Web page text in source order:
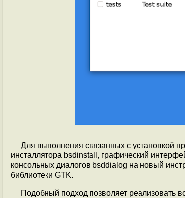
Для выполнения связанных с установкой
инсталлятора bsdinstall, графический
консольных диалогов bsddialog на новый
библиотеки GTK.
Подобный подход позволяет реализовать